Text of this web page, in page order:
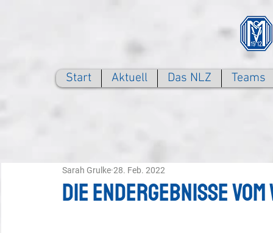
Start Aktuell Das NLZ Teams
Die Endergebnisse
Sarah Grulke 28. Feb. 2022